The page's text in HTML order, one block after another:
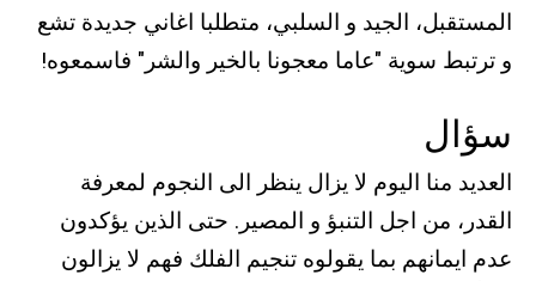
المستقبل، الجيد و السلبي، متطلبا اغاني جديدة تشع
و ترتبط سوية "عاما معجونا بالخير والشر" فاسمعوه!
سؤال
العديد منا اليوم لا يزال ينظر الى النجوم لمعرفة
القدر، من اجل التنبؤ و المصير. حتى الذين يؤكدون
عدم ايمانهم بما يقولوه تنجيم الفلك فهم لا يزالون